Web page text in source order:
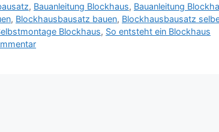
, Bauanleitung Blockhaus, Bauanleitung
, Blockhausbausatz bauen, Blockhausbausatz
Blockhaus, So entsteht ein Blockhaus